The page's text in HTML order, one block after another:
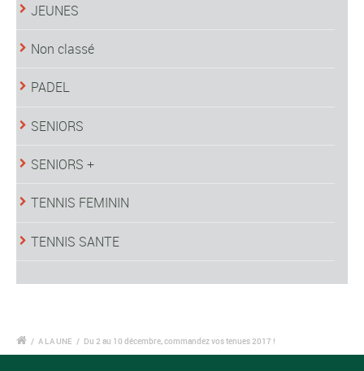
JEUNES
Non classé
PADEL
SENIORS
SENIORS +
TENNIS FEMININ
TENNIS SANTE
/ A LA UNE / Du 2 au 10 décembre, commandez vos tenues 2017 !